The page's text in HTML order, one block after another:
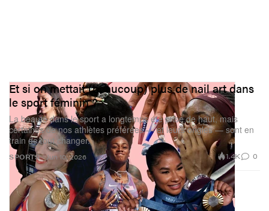
SPORTS
Et si on mettait (beaucoup) plus de nail art dans
le sport féminin ?
La beauté dans le sport a longtemps été prise de haut, mais
certaines de nos athlètes préférées — et leurs ongles — sont en
train de tout changer.
Jun 10, 2026 1.4K 0